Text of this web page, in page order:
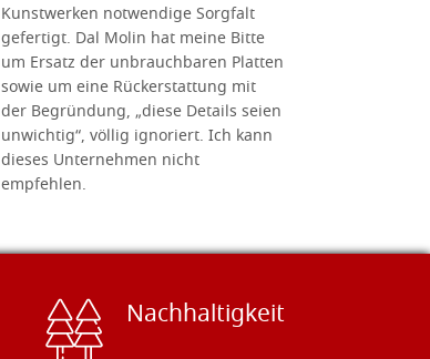
Kunstwerken notwendige Sorgfalt
gefertigt. Dal Molin hat meine Bitte
um Ersatz der unbrauchbaren Platten
sowie um eine Rückerstattung mit
der Begründung, „diese Details seien
unwichtig“, völlig ignoriert. Ich kann
dieses Unternehmen nicht
empfehlen.
Nachhaltigkeit